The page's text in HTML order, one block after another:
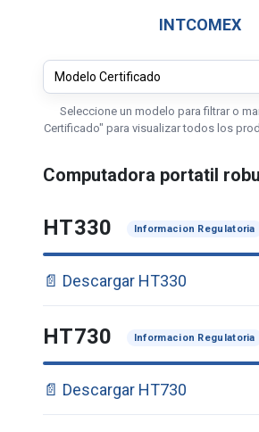
INTCOMEX
Seleccione un modelo para filtrar o
Certificado" para visualizar todos los
Computadora portatil
HT330 Informacion Regulatoria
📄 Descargar HT330
HT730 Informacion Regulatoria
📄 Descargar HT730